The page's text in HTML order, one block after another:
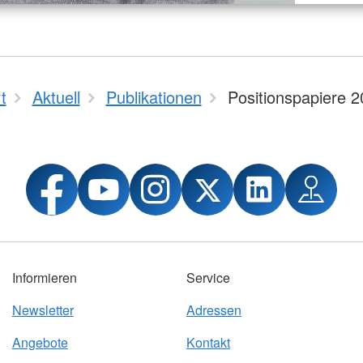
Aktuell Publikationen Positionspapiere
Informieren
Newsletter
Angebote
Service
Adressen
Kontakt